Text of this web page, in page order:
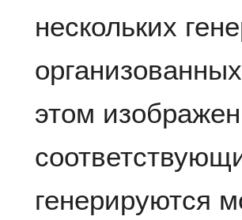
нескольких
этом
генерируются